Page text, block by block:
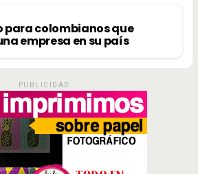
para colombianos que
empresa en su país
PUBLICIDAD